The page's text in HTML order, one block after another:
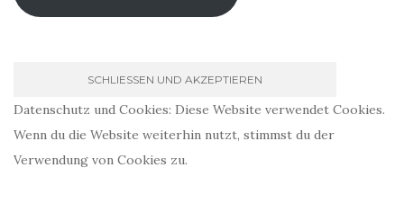
Datenschutz und Cookies: Diese Website verwendet Cookies.
Wenn du die Website weiterhin nutzt, stimmst du der
Verwendung von Cookies zu.